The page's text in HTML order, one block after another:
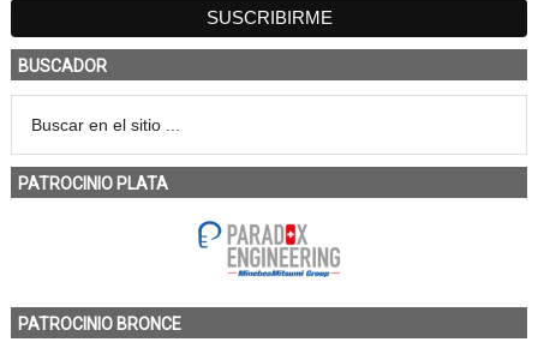
BUSCADOR
PATROCINIO PLATA
PATROCINIO BRONCE